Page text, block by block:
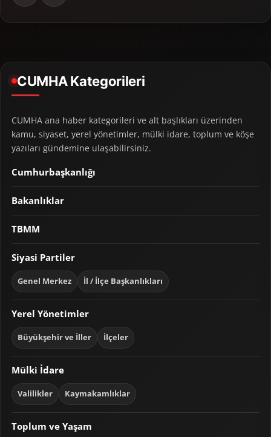
CUMHA Kategorileri
CUMHA ana haber kategorileri ve alt başlıkları üzerinden
kamu, siyaset, yerel yönetimler, mülki idare, toplum ve köşe
yazıları gündemine ulaşabilirsiniz.
Cumhurbaşkanlığı
Bakanlıklar
TBMM
Siyasi Partiler
Genel Merkez İl / İlçe Başkanlıkları
Yerel Yönetimler
Büyükşehir ve İller İlçeler
Mülki İdare
Valilikler Kaymakamlıklar
Toplum ve Yaşam